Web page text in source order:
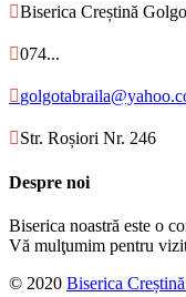
Biserica Creștină
074...

Str. Roșiori Nr. 246
Despre noi
Biserica noastră este o
Vă mulţumim pentru
© 2020 Biserica